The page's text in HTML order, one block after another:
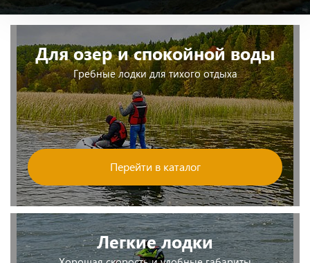
Для озер и спокойной воды
Гребные лодки для тихого отдыха
Перейти в каталог
Легкие лодки